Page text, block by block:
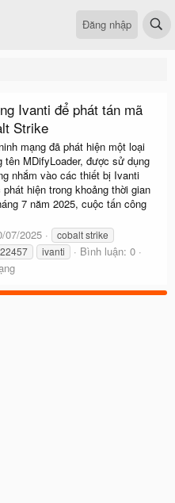
Đăng nhập
Ivanti để phát tán mã
Strike
mạng đã phát hiện một loại
tên MDifyLoader, được sử dụng
nhắm vào các thiết bị Ivanti
hiện trong khoảng thời gian
7 năm 2025, cuộc tấn công
07/2025 cobalt strike
ivanti
Bình luận: 0